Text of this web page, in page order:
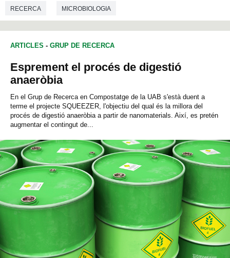
RECERCA MICROBIOLOGIA
ARTICLES - GRUP DE RECERCA
Esprement el procés de digestió
anaeròbia
En el Grup de Recerca en Compostatge de la UAB s'està duent a
terme el projecte SQUEEZER, l'objectiu del qual és la millora del
procés de digestió anaeròbia a partir de nanomaterials. Així, es pretén
augmentar el contingut de...